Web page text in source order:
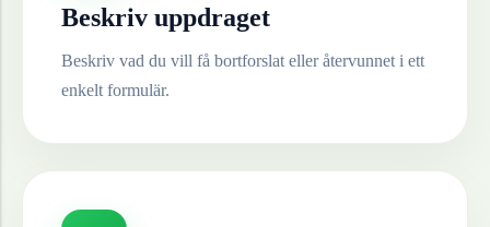
Beskriv uppdraget
Beskriv vad du vill få bortforslat eller återvunnet i ett
enkelt formulär.